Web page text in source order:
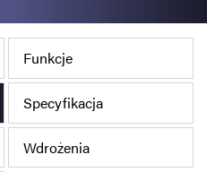
Funkcje
Specyfikacja
Wdrożenia